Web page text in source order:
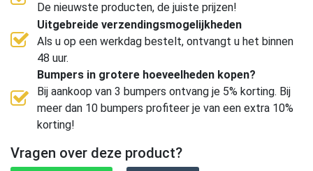
De nieuwste producten, de juiste prijzen!
Uitgebreide verzendingsmogelijkheden
Als u op een werkdag bestelt, ontvangt u het binnen
48 uur.
Bumpers in grotere hoeveelheden kopen?
Bij aankoop van 3 bumpers ontvang je 5% korting. Bij
meer dan 10 bumpers profiteer je van een extra 10%
korting!
Vragen over deze product?